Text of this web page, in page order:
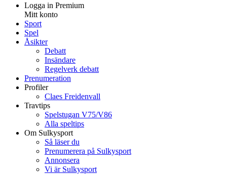
Logga in Premium
Mitt konto
Sport
Spel
Åsikter
Debatt
Insändare
Regelverk debatt
Prenumeration
Profiler
Claes Freidenvall
Travtips
Spelstugan V75/V86
Alla speltips
Om Sulkysport
Så läser du
Prenumerera på Sulkysport
Annonsera
Vi är Sulkysport